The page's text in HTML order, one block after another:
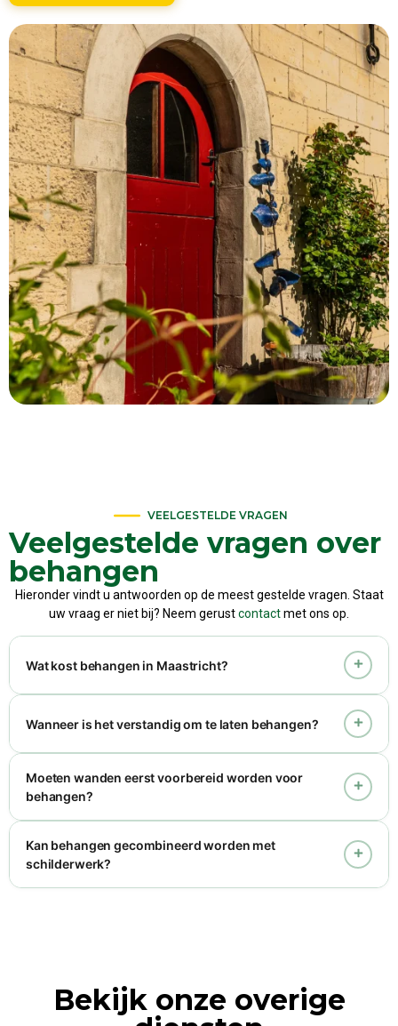
VEELGESTELDE VRAGEN
Veelgestelde vragen over
behangen
Hieronder vindt u antwoorden op de meest gestelde vragen. Staat
uw vraag er niet bij? Neem gerustcontactmet ons op.
Wat kost behangen in Maastricht?
Wanneer is het verstandig om te laten behangen?
Moeten wanden eerst voorbereid worden voor
behangen?
Kan behangen gecombineerd worden met
schilderwerk?
Bekijk onze overige